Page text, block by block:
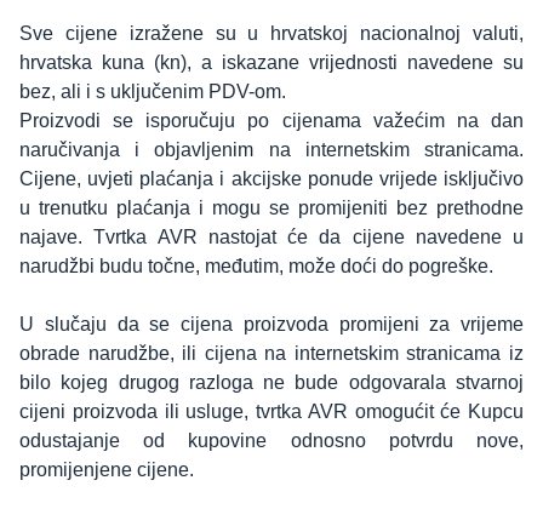
Sve cijene izražene su u hrvatskoj nacionalnoj valuti,
hrvatska kuna (kn), a iskazane vrijednosti navedene su
bez, ali i s uključenim PDV-om.
Proizvodi se isporučuju po cijenama važećim na dan
naručivanja i objavljenim na internetskim stranicama.
Cijene, uvjeti plaćanja i akcijske ponude vrijede isključivo
u trenutku plaćanja i mogu se promijeniti bez prethodne
najave. Tvrtka AVR nastojat će da cijene navedene u
narudžbi budu točne, međutim, može doći do pogreške.
U slučaju da se cijena proizvoda promijeni za vrijeme
obrade narudžbe, ili cijena na internetskim stranicama iz
bilo kojeg drugog razloga ne bude odgovarala stvarnoj
cijeni proizvoda ili usluge, tvrtka AVR omogućit će Kupcu
odustajanje od kupovine odnosno potvrdu nove,
promijenjene cijene.